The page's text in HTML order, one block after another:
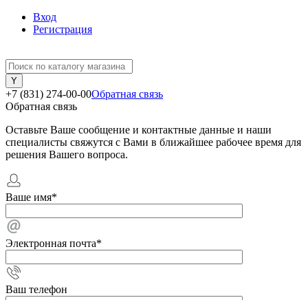
Вход
Регистрация
+7 (831) 274-00-00Обратная связь
Обратная связь
Оставьте Ваше сообщение и контактные данные и наши
специалисты свяжутся с Вами в ближайшее рабочее время для
решения Вашего вопроса.
Ваше имя*
Электронная почта*
Ваш телефон